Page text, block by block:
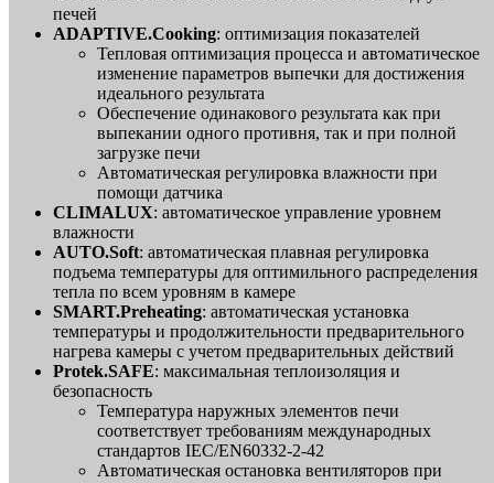
печей
ADAPTIVE.Cooking: оптимизация показателей
Тепловая оптимизация процесса и автоматическое
изменение параметров выпечки для достижения
идеального результата
Обеспечение одинакового результата как при
выпекании одного противня, так и при полной
загрузке печи
Автоматическая регулировка влажности при
помощи датчика
CLIMALUX: автоматическое управление уровнем
влажности
AUTO.Soft: автоматическая плавная регулировка
подъема температуры для оптимильного распределения
тепла по всем уровням в камере
SMART.Preheating: автоматическая установка
температуры и продолжительности предварительного
нагрева камеры с учетом предварительных действий
Protek.SAFE: максимальная теплоизоляция и
безопасность
Температура наружных элементов печи
соответствует требованиям международных
стандартов IEC/EN60332-2-42
Автоматическая остановка вентиляторов при